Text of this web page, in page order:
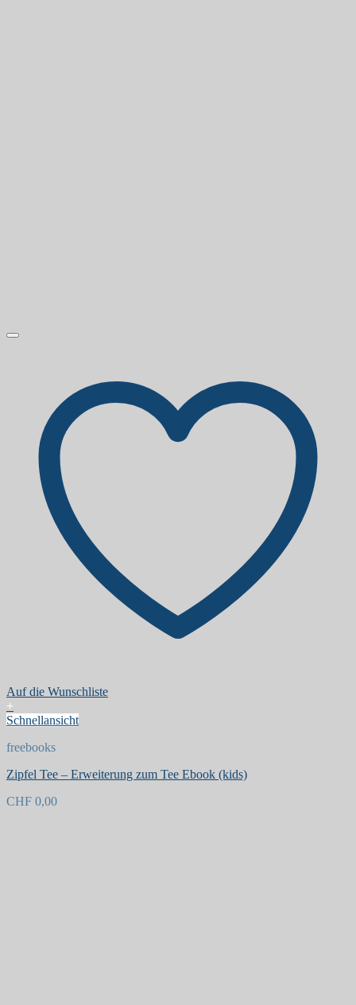
Auf die Wunschliste
+
Schnellansicht
freebooks
Zipfel Tee – Erweiterung zum Tee Ebook (kids)
CHF 0,00